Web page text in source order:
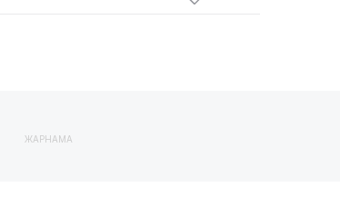
ЖАРНАМА